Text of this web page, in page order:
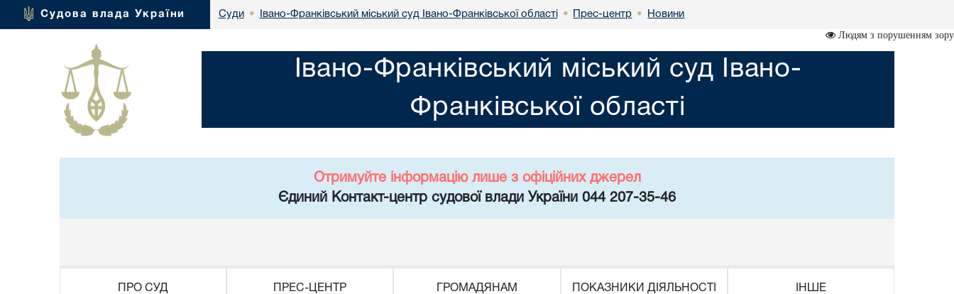
Судова влада України Суди • Івано-Франківський міський суд Івано-Франківської області • Прес-центр • Новини
Людям з порушенням зору
Івано-Франківський міський суд Івано-
Франківської області
Отримуйте інформацію лише з офіційних джерел
Єдиний Контакт-центр судової влади України 044 207-35-46
ПРО СУД ПРЕС-ЦЕНТР ГРОМАДЯНАМ ПОКАЗНИКИ ДІЯЛЬНОСТІ ІНШЕ